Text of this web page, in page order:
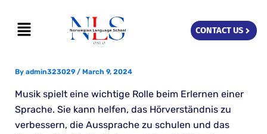
content
Menu CONTACT US
By admin323029 / March 9, 2024
Musik spielt eine wichtige Rolle beim Erlernen einer
Sprache. Sie kann helfen, das Hörverständnis zu
verbessern, die Aussprache zu schulen und das